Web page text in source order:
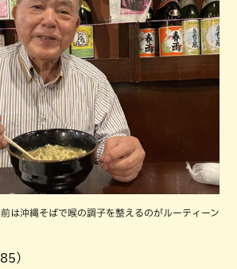
は沖縄そばで喉の調子を整えるのがルーティーン
）